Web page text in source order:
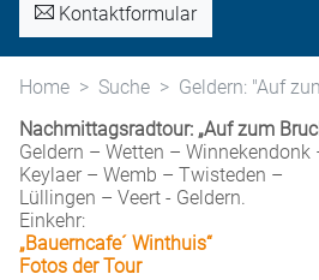
Kontaktformular
Home Suche
Geldern: "Auf
Nachmittagsradtour: „Auf zum
Geldern – Wetten – Winnekendonk
Keylaer – Wemb – Twisteden –
Lüllingen – Veert - Geldern.
Einkehr:
„Bauerncafe´ Winthuis“
Fotos der Tour